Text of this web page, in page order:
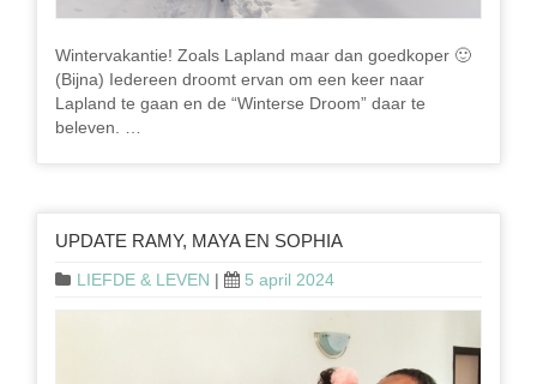
Wintervakantie! Zoals Lapland maar dan goedkoper 🙂
(Bijna) Iedereen droomt ervan om een keer naar
Lapland te gaan en de “Winterse Droom” daar te
beleven. …
UPDATE RAMY, MAYA EN SOPHIA
LIEFDE & LEVEN | 5 april 2024